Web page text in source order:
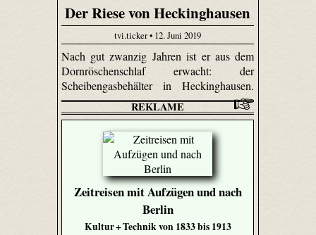
Der Riese von Heckinghausen
tvi.ticker • 12. Juni 2019
Nach gut zwanzig Jahren ist er aus dem
Dornröschenschlaf erwacht: der
Scheibengasbehälter in Heckinghausen.
REKLAME
Zeitreisen mit Aufzügen und nach
Berlin
Kultur + Technik von 1833 bis 1913